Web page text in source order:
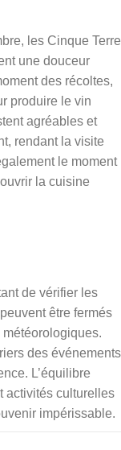
les Cinque Terre
une douceur
des récoltes,
produire le vin
agréables et
rendant la visite
le moment
la cuisine
de vérifier les
être fermés
des événements
L’équilibre
activités culturelles
impérissable.